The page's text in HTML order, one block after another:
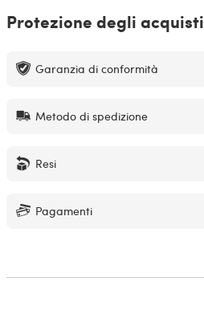
Protezione degli acquisti
Garanzia di conformità
Metodo di spedizione
Resi
Pagamenti